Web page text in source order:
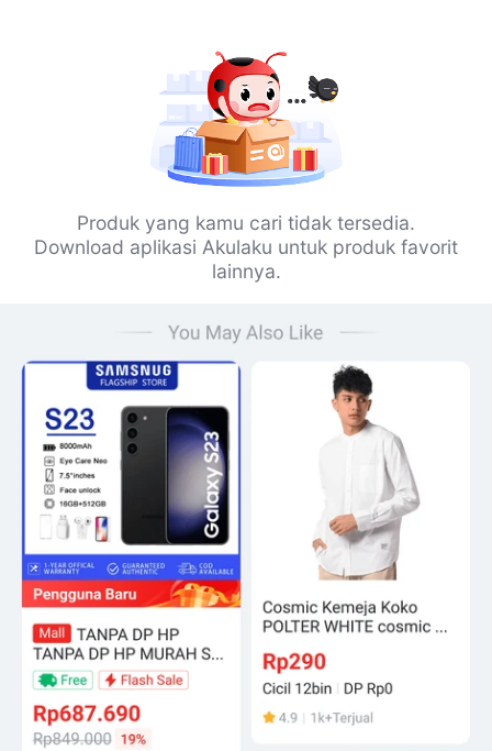
Produk yang kamu cari tidak tersedia.
Download aplikasi Akulaku untuk produk favorit
lainnya.